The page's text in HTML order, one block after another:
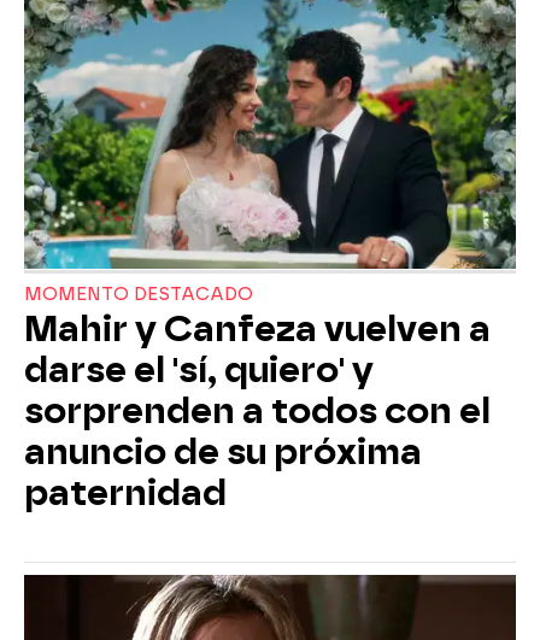
MOMENTO DESTACADO
Mahir y Canfeza vuelven a
darse el 'sí, quiero' y
sorprenden a todos con el
anuncio de su próxima
paternidad